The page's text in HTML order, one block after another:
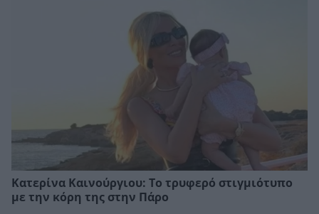
Κατερίνα Καινούργιου: Το τρυφερό στιγμιότυπο
με την κόρη της στην Πάρο